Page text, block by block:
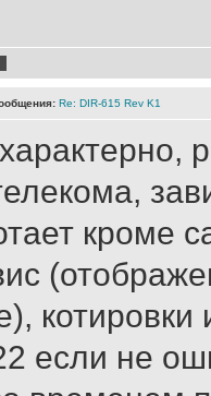
Re: DIR-615 Rev K1
кроме
если не